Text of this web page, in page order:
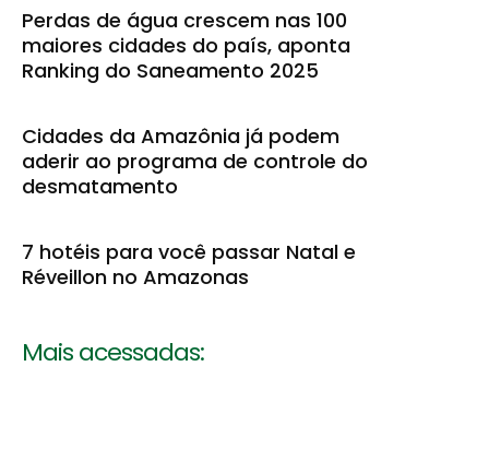
Perdas de água crescem nas 100
maiores cidades do país, aponta
Ranking do Saneamento 2025
Cidades da Amazônia já podem
aderir ao programa de controle do
desmatamento
7 hotéis para você passar Natal e
Réveillon no Amazonas
Mais acessadas: